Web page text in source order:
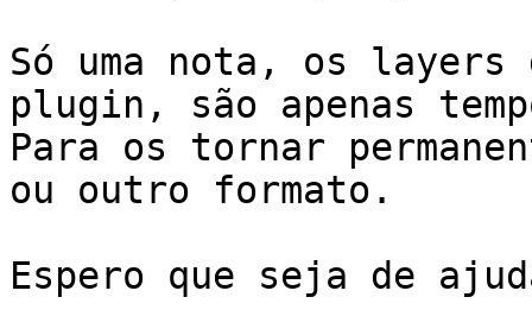
Só uma nota, os layers
plugin, são apenas
Para os tornar
ou outro formato.
Espero que seja de